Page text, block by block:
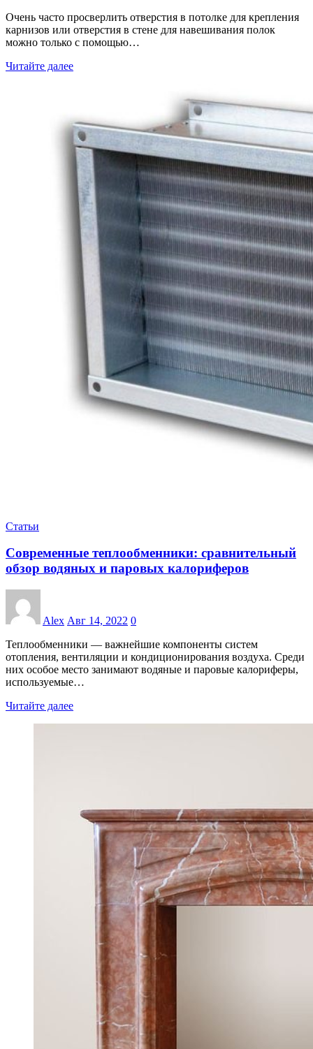
Очень часто просверлить отверстия в потолке для крепления
карнизов или отверстия в стене для навешивания полок
можно только с помощью…
Читайте далее
Статьи
Современные теплообменники: сравнительный
обзор водяных и паровых калориферов
Alex Авг 14, 2022 0
Теплообменники — важнейшие компоненты систем
отопления, вентиляции и кондиционирования воздуха. Среди
них особое место занимают водяные и паровые калориферы,
используемые…
Читайте далее